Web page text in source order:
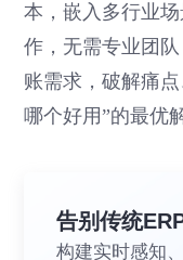
本，嵌入多行业
作，无需专业团
账需求，破解痛
哪个好用”的最优
告别传统
构建实时感知